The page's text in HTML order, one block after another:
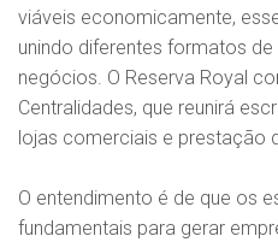
viáveis economicamente,
unindo diferentes formatos
negócios. O Reserva Royal
Centralidades, que reunirá
lojas comerciais e prestação
O entendimento é de que os
fundamentais para gerar